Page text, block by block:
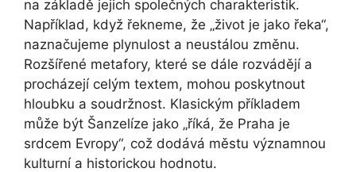
na základě jejich společných charakteristik.
Například, když řekneme, že „život je jako řeka“,
naznačujeme plynulost a neustálou změnu.
Rozšířené metafory, které se dále rozvádějí a
procházejí celým textem, mohou poskytnout
hloubku a soudržnost. Klasickým příkladem
může být Šanzelíze jako „říká, že Praha je
srdcem Evropy“, což dodává městu významnou
kulturní a historickou hodnotu.